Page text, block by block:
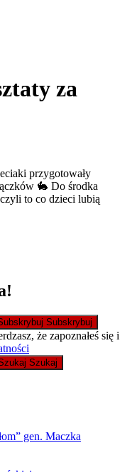
za
przygotowały
🐇 Do środka
to co dzieci lubią
Subskrybuj
że zapoznałeś się i
Szukaj
gen. Maczka